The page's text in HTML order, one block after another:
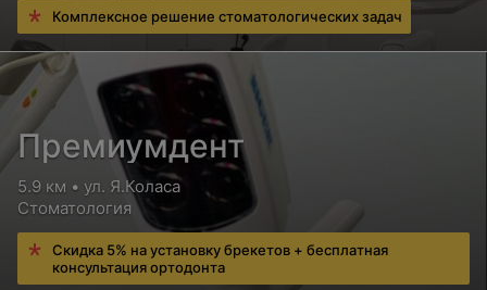
Комплексное решение стоматологических задач
Премиумдент
5.9 км • ул. Я.Коласа
Стоматология
Скидка 5% на установку брекетов + бесплатная
консультация ортодонта